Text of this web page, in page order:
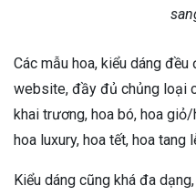
Các mẫu hoa, kiểu dáng
website, đầy đủ chủng loại
khai trương, hoa bó, hoa
hoa luxury, hoa tết, hoa tang
Kiểu dáng cũng khá đa